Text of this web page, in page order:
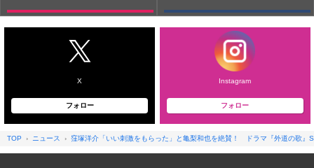
X
フォロー
Instagram
フォロー
TOP ニュース 窪塚洋介「いい刺激をもらった」と亀梨和也を絶賛！ ドラマ『外道の歌』